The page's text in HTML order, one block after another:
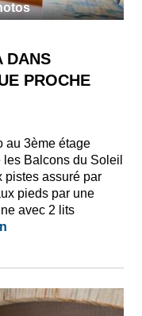
DANS
PROCHE
au 3ème étage
Balcons du Soleil
pistes assuré par
pieds par une
avec 2 lits